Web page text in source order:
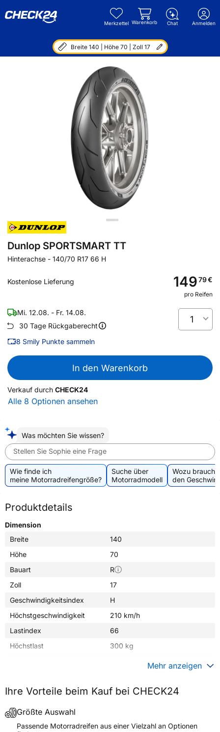
Merkzettel Warenkorb Chat Anmelden
Breite 140 | Höhe 70 | Zoll 17
Dunlop SPORTSMART TT
Hinterachse - 140/70 R17 66 H
Kostenlose Lieferung 14979€
pro Reifen
Mi. 12.08. - Fr. 14.08.
30 Tage Rückgaberecht
8 Smily Punkte sammeln
1
In den Warenkorb
Verkauf durch CHECK24
Alle 8 Optionen ansehen
Was möchten Sie wissen?
Stellen Sie Sophie eine Frage
Wie finde ich
meine Motorradreifengröße?
Suche über
Motorradmodell
Wozu
den
Produktdetails
Dimension
Breite
140
Höhe
70
Bauart
R
Zoll
17
Geschwindigkeitsindex
H
Höchstgeschwindigkeit
210 km/h
Lastindex
66
Höchstlast
300 kg
Fahrzeugtyp
Motorrad
Verwendung
Modellname
SPORTSMART TT
Mehr anzeigen
Ihre Vorteile beim Kauf bei CHECK24
Größte Auswahl
Passende Motorradreifen aus einer Vielzahl an Optionen